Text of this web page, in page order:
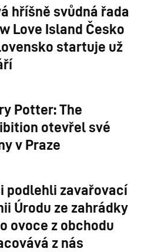
hříšně svůdná řada
Love Island Česko
startuje už
Potter: The
otevřel své
v Praze
podlehli zavařovací
Úrodu ze zahrádky
ovoce z obchodu
z nás